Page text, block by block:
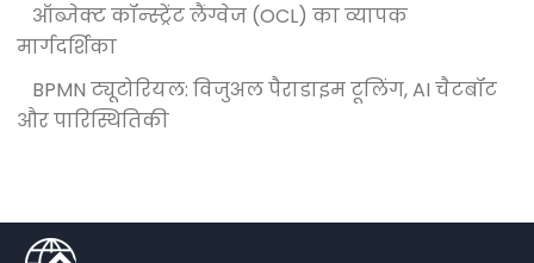
ऑब्जेक्ट कॉन्स्ट्रेंट लैंग्वेज (OCL) का व्यापक
मार्गदर्शिका
BPMN ट्यूटोरियल: विजुअल पैराडाइम टूलिंग, AI चैटबॉट
और पारिस्थितिकी